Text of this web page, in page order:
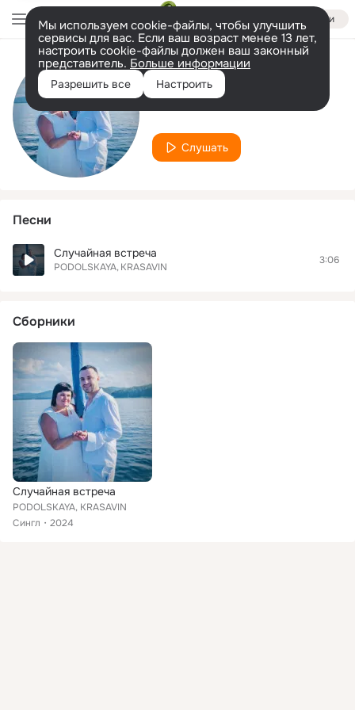
Войти
Мы используем cookie-файлы, чтобы улучшить
сервисы для вас. Если ваш возраст менее 13 лет,
настроить cookie-файлы должен ваш законный
представитель. Больше информации
Разрешить все Настроить
Исполнитель
PODOLSKAYA
Слушать
Песни
Случайная встреча
PODOLSKAYA KRASAVIN
3:06
Сборники
Случайная встреча
PODOLSKAYA, KRASAVIN
Сингл
2024